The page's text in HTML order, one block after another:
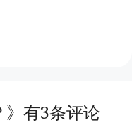
》有3条评论